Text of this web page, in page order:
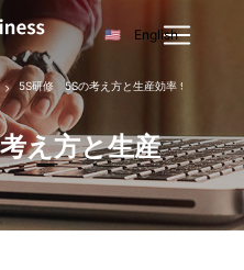
English
え方と生産
5S研修 5Sの考え方と生産効率 9/22